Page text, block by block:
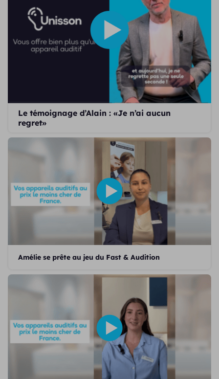
Le témoignage d’Alain : «Je n’ai aucun
regret»
Amélie se prête au jeu du Fast & Audition